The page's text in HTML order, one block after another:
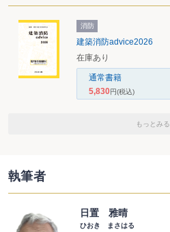
消防
建築消防advice2026
在庫あり
通常書籍
5,830円(税込)
もっとみる
執筆者
日置 雅晴
ひおき まさはる